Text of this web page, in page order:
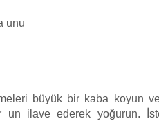
unu
büyük bir kaba koyun
un ilave ederek yoğurun.